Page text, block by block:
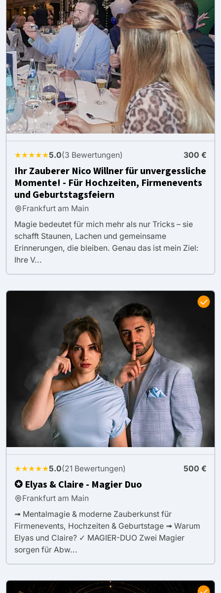
★★★★★5.0(3 Bewertungen) 300 €
Ihr Zauberer Nico Willner für unvergessliche
Momente! - Für Hochzeiten, Firmenevents
und Geburtstagsfeiern
Frankfurt am Main
Magie bedeutet für mich mehr als nur Tricks – sie
schafft Staunen, Lachen und gemeinsame
Erinnerungen, die bleiben. Genau das ist mein Ziel:
Ihre V...
★★★★★5.0(21 Bewertungen) 500 €
✪ Elyas & Claire - Magier Duo
Frankfurt am Main
➟ Mentalmagie & moderne Zauberkunst für
Firmenevents, Hochzeiten & Geburtstage ➟ Warum
Elyas und Claire? ✓ MAGIER-DUO Zwei Magier
sorgen für Abw...